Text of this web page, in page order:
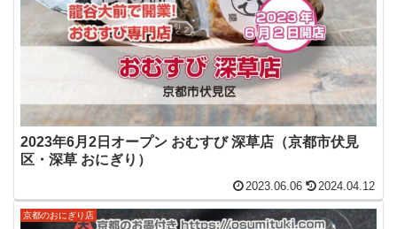
2023年6月2日オープン おむすび 深草店（京都市伏見
区・深草 おにぎり）
2023.06.06 2024.04.12
京都のおにぎり店